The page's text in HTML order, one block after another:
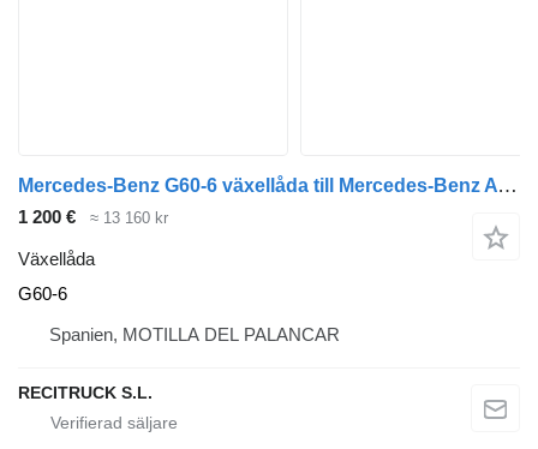
Mercedes-Benz G60-6 växellåda till Mercedes-Benz ATEGO lastbil
1 200 € ≈ 13 160 kr
Växellåda
G60-6
Spanien, MOTILLA DEL PALANCAR
RECITRUCK S.L.